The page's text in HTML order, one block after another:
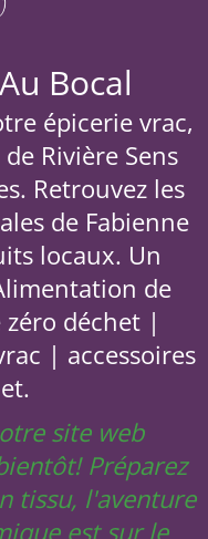
Bocal
épicerie vrac,
Rivière Sens
Retrouvez les
de Fabienne
locaux. Un
de
déchet |
| accessoires
site web
Préparez
tissu, l'aventure
est sur le